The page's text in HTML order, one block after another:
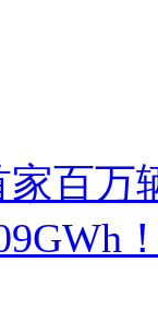
家百万